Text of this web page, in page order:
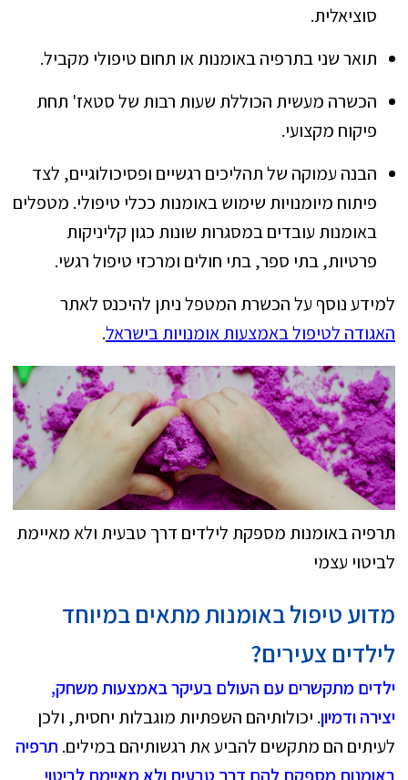
סוציאלית.
תואר שני בתרפיה באומנות או תחום טיפולי מקביל.
הכשרה מעשית הכוללת שעות רבות של סטאז' תחת
פיקוח מקצועי.
הבנה עמוקה של תהליכים רגשיים ופסיכולוגיים, לצד
פיתוח מיומנויות שימוש באומנות ככלי טיפולי. מטפלים
באומנות עובדים במסגרות שונות כגון קליניקות
פרטיות, בתי ספר, בתי חולים ומרכזי טיפול רגשי.
למידע נוסף על הכשרת המטפל ניתן להיכנס לאתר
האגודה לטיפול באמצעות אומנויות בישראל.
תרפיה באומנות מספקת לילדים דרך טבעית ולא מאיימת
לביטוי עצמי
מדוע טיפול באומנות מתאים במיוחד
לילדים צעירים?
ילדים מתקשרים עם העולם בעיקר באמצעות משחק,
יצירה ודמיון. יכולותיהם השפתיות מוגבלות יחסית, ולכן
לעיתים הם מתקשים להביע את רגשותיהם במילים. תרפיה